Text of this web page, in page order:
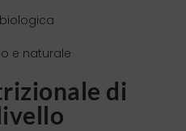
e naturale
di